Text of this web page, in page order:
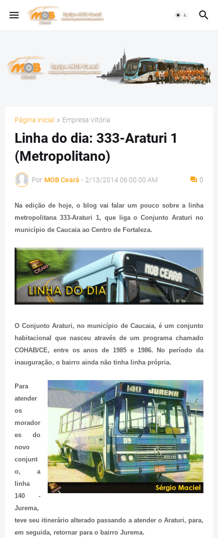
Página inicial Empresa Vitória
Linha do dia: 333-Araturi 1
(Metropolitano)
Por MOB Ceará - 2/13/2014 06:00:00 AM 0
Na edição de hoje, o blog vai falar um pouco sobre a linha
metropolitana 333-Araturi 1, que liga o Conjunto Araturi no
município de Caucaia ao Centro de Fortaleza.
O Conjunto Araturi, no município de Caucaia, é um conjunto
habitacional que nasceu através de um programa chamado
COHAB/CE, entre os anos de 1985 e 1986. No período da
inauguração, o bairro ainda não tinha linha própria.
Para
atender
os
morador
es do
novo
conjunt
o, a
linha
140 -
Jurema,
teve seu itinerário alterado passando a atender o Araturi, para,
em seguida, retornar para o bairro Jurema.